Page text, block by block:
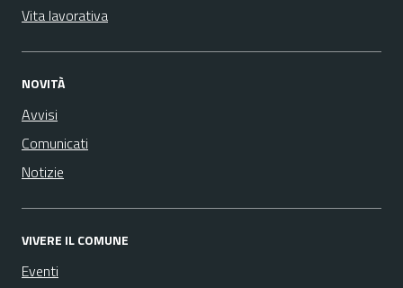
Vita lavorativa
NOVITÀ
Avvisi
Comunicati
Notizie
VIVERE IL COMUNE
Eventi